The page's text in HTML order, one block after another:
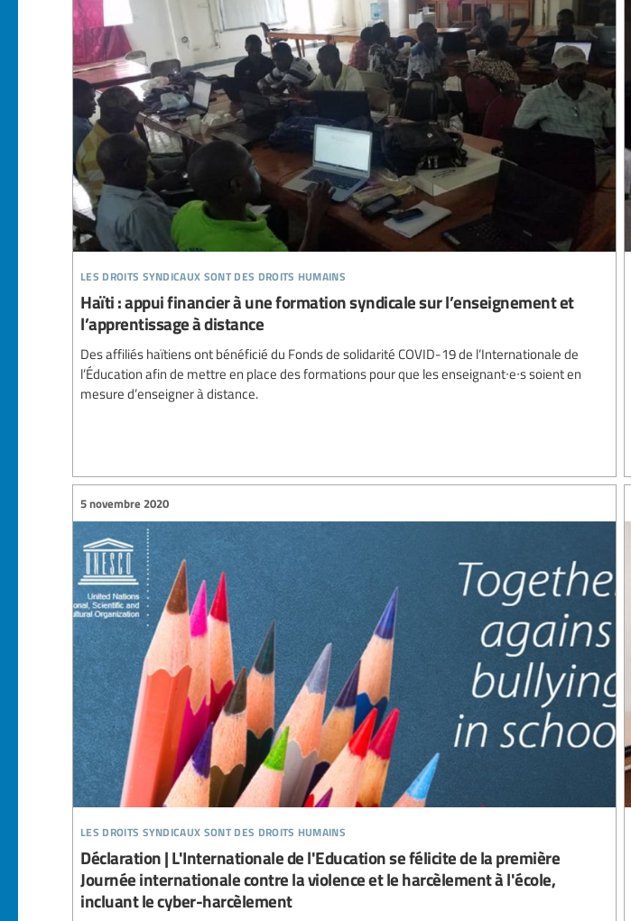
les droits syndicaux sont des droits humains
Haïti : appui financier à une formation syndicale sur l’enseignement et
l’apprentissage à distance
Des affiliés haïtiens ont bénéficié du Fonds de solidarité COVID-19 de l’Internationale de
l’Éducation afin de mettre en place des formations pour que les enseignant∙e∙s soient en
mesure d’enseigner à distance.
les droits syndicaux sont des droits humains
5 novembre 2020
Déclaration | L'Internationale de l'Education se félicite de la première
Journée internationale contre la violence et le harcèlement à l'école,
incluant le cyber-harcèlement